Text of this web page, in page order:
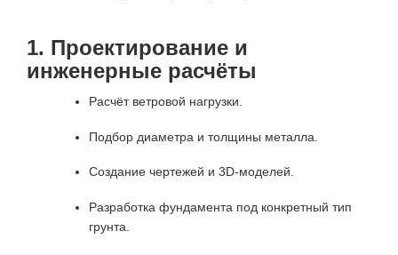
1. Проектирование и
инженерные расчёты
Расчёт ветровой нагрузки.
Подбор диаметра и толщины металла.
Создание чертежей и 3D-моделей.
Разработка фундамента под конкретный тип
грунта.